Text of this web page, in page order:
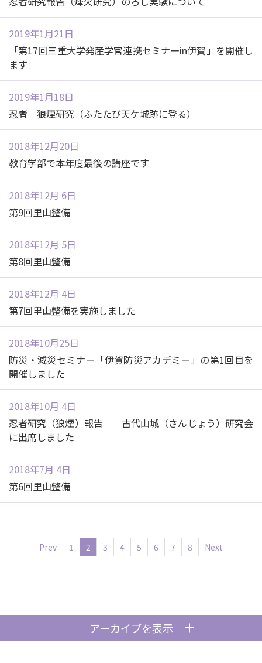
2019年1月21日
「第17回三重大学発産学官連携セミナーin伊賀」を開催し
ます
2019年1月18日
忍者 狼煙研究（ふたたび天ケ城跡に登る）
2018年12月20日
教育学部で本年度最後の講座です
2018年12月 6日
第9回里山整備
2018年12月 5日
第8回里山整備
2018年12月 4日
第7回里山整備を実施しました
2018年10月25日
防災・減災セミナー「伊賀防災アカデミー」の第1回目を
開催しました
2018年10月 4日
忍者研究（狼煙）報告 古代山城（さんじょう）研究会
に出席しました
2018年7月 4日
第6回里山整備
Prev 1 2 3 4 5 6 7 8 Next
アーカイブを表示